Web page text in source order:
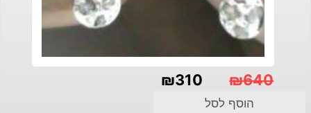
₪640
₪310
הוסף לסל